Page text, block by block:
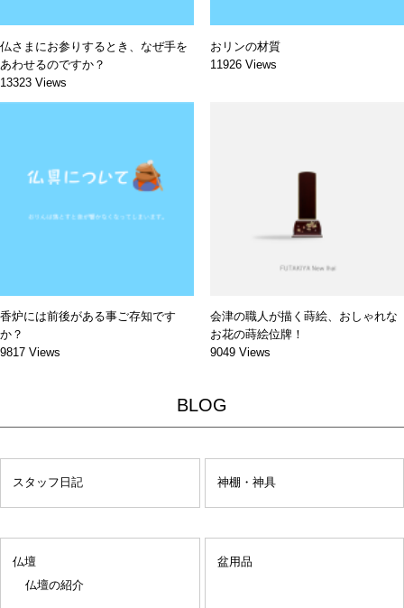
仏さまにお参りするとき、なぜ手を
あわせるのですか？
13323 Views
おリンの材質
11926 Views
香炉には前後がある事ご存知です
か？
9817 Views
会津の職人が描く蒔絵、おしゃれな
お花の蒔絵位牌！
9049 Views
BLOG
スタッフ日記 神棚・神具
仏壇
仏壇の紹介
盆用品